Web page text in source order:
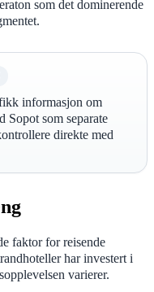
som det dominerende
informasjon om
Sopot som separate
direkte med
faktor for reisende
har investert i
varierer.